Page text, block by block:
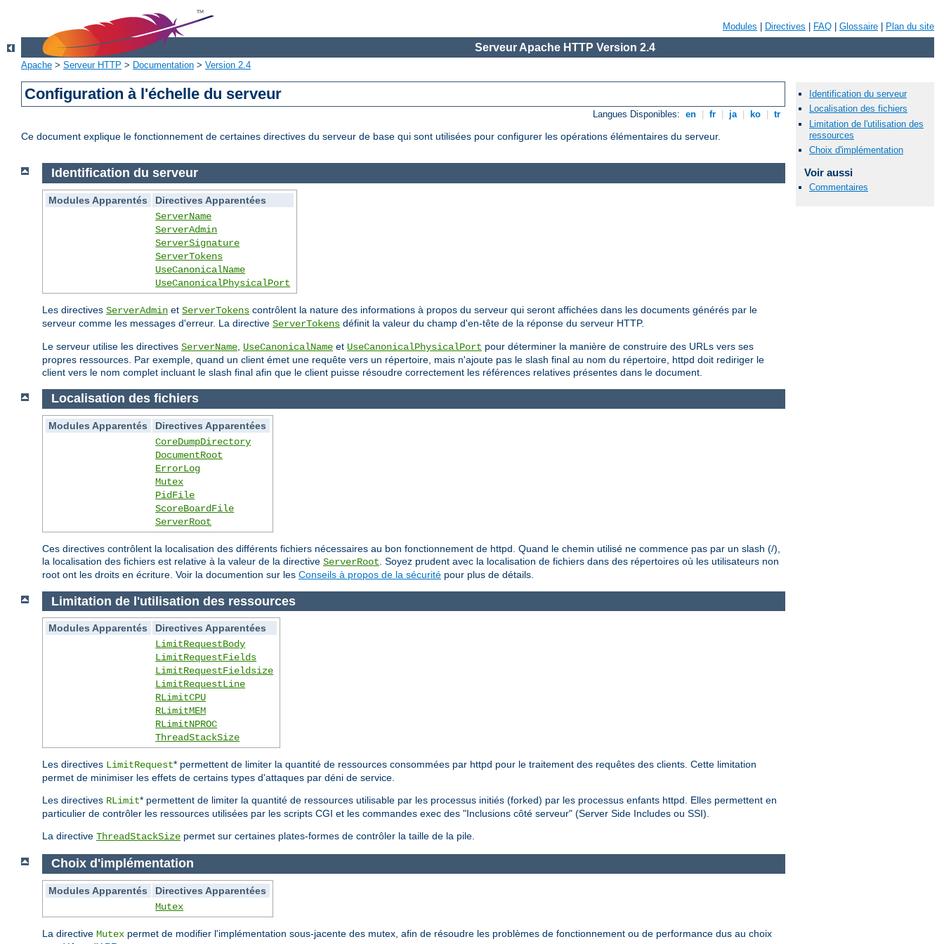
Modules Directives FAQ Glossaire Plan du site
Serveur Apache HTTP Version 2.4
Apache > Serveur HTTP > Documentation > Version 2.4
Configuration à l'échelle du serveur
Langues Disponibles: en fr ja ko tr
Ce document explique le fonctionnement de certaines directives du serveur de base qui sont utilisées pour configurer les opérations élémentaires du serveur.
Identification du serveur
Localisation des fichiers
Limitation de l'utilisation des
ressources
Choix d'implémentation
Voir aussi
Commentaires
Identification du serveur
Modules Apparentés
Directives Apparentées
ServerName
ServerAdmin
ServerSignature
ServerTokens
UseCanonicalName
UseCanonicalPhysicalPort
Les directives ServerAdmin et ServerTokens contrôlent la nature des informations à propos du serveur qui seront affichées dans les documents générés par le
serveur comme les messages d'erreur. La directive ServerTokens définit la valeur du champ d'en-tête de la réponse du serveur HTTP.
Le serveur utilise les directives ServerName UseCanonicalName et UseCanonicalPhysicalPort pour déterminer la manière de construire des URLs vers ses
propres ressources. Par exemple, quand un client émet une requête vers un répertoire, mais n'ajoute pas le slash final au nom du répertoire, httpd doit rediriger le
client vers le nom complet incluant le slash final afin que le client puisse résoudre correctement les références relatives présentes dans le document.
Localisation des fichiers
Modules Apparentés
Directives Apparentées
CoreDumpDirectory
DocumentRoot
ErrorLog
Mutex
PidFile
ScoreBoardFile
ServerRoot
Ces directives contrôlent la localisation des différents fichiers nécessaires au bon fonctionnement de httpd. Quand le chemin utilisé ne commence pas par un slash (/),
la localisation des fichiers est relative à la valeur de la directive ServerRoot . Soyez prudent avec la localisation de fichiers dans des répertoires où les utilisateurs non
root ont les droits en écriture. Voir la documention sur les Conseils à propos de la sécurité pour plus de détails.
Limitation de l'utilisation des ressources
Modules Apparentés
Directives Apparentées
LimitRequestBody
LimitRequestFields
LimitRequestFieldsize
LimitRequestLine
RLimitCPU
RLimitMEM
RLimitNPROC
ThreadStackSize
Les directives LimitRequest* permettent de limiter la quantité de ressources consommées par httpd pour le traitement des requêtes des clients. Cette limitation
permet de minimiser les effets de certains types d'attaques par déni de service.
Les directives RLimit* permettent de limiter la quantité de ressources utilisable par les processus initiés (forked) par les processus enfants httpd. Elles permettent en
particulier de contrôler les ressources utilisées par les scripts CGI et les commandes exec des "Inclusions côté serveur" (Server Side Includes ou SSI).
La directive ThreadStackSize permet sur certaines plates-formes de contrôler la taille de la pile.
Choix d'implémentation
Modules Apparentés
Directives Apparentées
Mutex
La directive Mutex permet de modifier l'implémentation sous-jacente des mutex, afin de résoudre les problèmes de fonctionnement ou de performance dus au choix